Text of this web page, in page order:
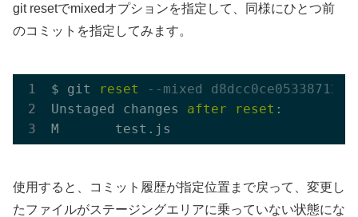
git resetでmixedオプションを指定して、同様にひとつ前
のコミットを指定してみます。
$ git reset
--mixed
Unstaged changes after reset :
使用すると、コミット履歴が指定位置まで戻って、変更し
たファイルがステージングエリアに乗っていない状態にな